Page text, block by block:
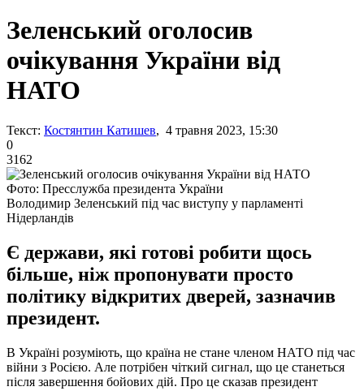
Зеленський оголосив
очікування України від
НАТО
Текст: Костянтин Катишев, 4 травня 2023, 15:30
0
3162
Фото: Пресслужба президента України
Володимир Зеленський під час виступу у парламенті
Нідерландів
Є держави, які готові робити щось
більше, ніж пропонувати просто
політику відкритих дверей, зазначив
президент.
В Україні розуміють, що країна не стане членом НАТО під час
війни з Росією. Але потрібен чіткий сигнал, що це станеться
після завершення бойових дій. Про це сказав президент